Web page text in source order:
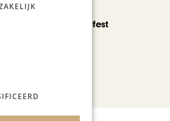
CHAPEAU TV
Noorbeek Foodfest